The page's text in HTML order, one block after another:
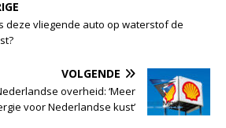
deze vliegende auto op waterstof de
VOLGENDE
overheid: ‘Meer
voor Nederlandse kust’